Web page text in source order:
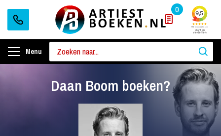
0
Menu
Daan Boom boeken?